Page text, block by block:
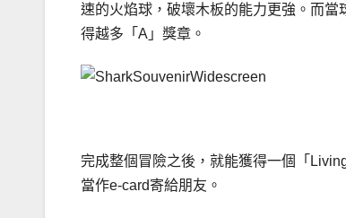
速的火焰球，破壞木板的能力更強。而
得越多「A」獎章。
完成整個冒險之後，就能獲得一個「
當作e-card寄給朋友。